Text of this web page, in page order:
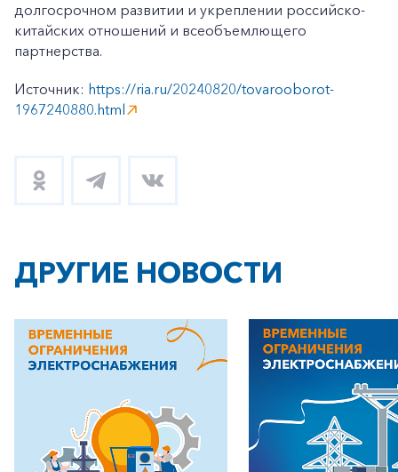
+7-800-700-24-57
Частным клиентам
долгосрочном развитии и укреплении российско-
китайских отношений и всеобъемлющего
партнерства.
Источник: https://ria.ru/20240820/tovarooborot-
1967240880.html
ДРУГИЕ НОВОСТИ